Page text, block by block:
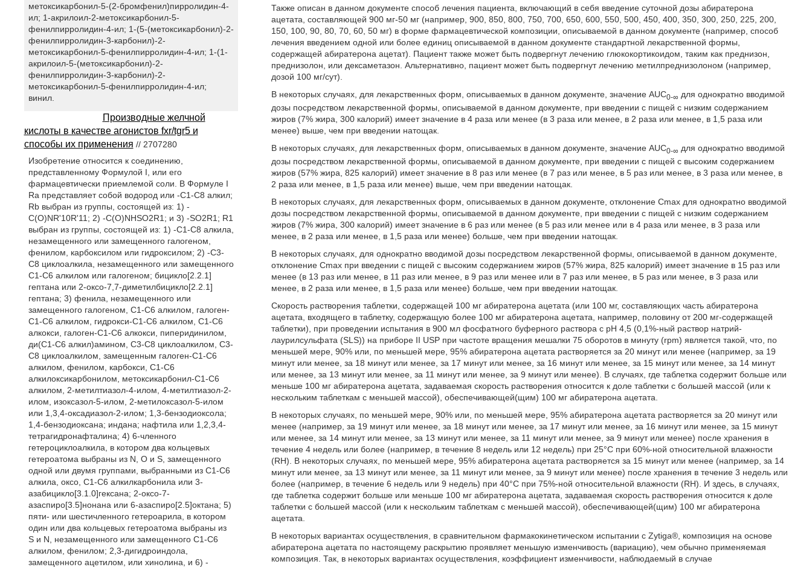
Также описан в данном документе способ лечения пациента, включающий в себя введение суточной дозы абиратерона
ацетата, составляющей 900 мг-50 мг (например, 900, 850, 800, 750, 700, 650, 600, 550, 500, 450, 400, 350, 300, 250, 225, 200,
150, 100, 90, 80, 70, 60, 50 мг) в форме фармацевтической композиции, описываемой в данном документе (например, способ
лечения введением одной или более единиц описываемой в данном документе стандартной лекарственной формы,
содержащей абиратерона ацетат). Пациент также может быть подвергнут лечению глюкокортикоидом, таким как преднизон,
преднизолон, или дексаметазон. Альтернативно, пациент может быть подвергнут лечению метилпреднизолоном (например,
дозой 100 мг/сут).
В некоторых случаях, для лекарственных форм, описываемых в данном документе, значение AUC0-∞ для однократно вводимой
дозы посредством лекарственной формы, описываемой в данном документе, при введении с пищей с низким содержанием
жиров (7% жира, 300 калорий) имеет значение в 4 раза или менее (в 3 раза или менее, в 2 раза или менее, в 1,5 раза или
менее) выше, чем при введении натощак.
В некоторых случаях, для лекарственных форм, описываемых в данном документе, значение AUC0-∞ для однократно вводимой
дозы посредством лекарственной формы, описываемой в данном документе, при введении с пищей с высоким содержанием
жиров (57% жира, 825 калорий) имеет значение в 8 раз или менее (в 7 раз или менее, в 5 раз или менее, в 3 раза или менее, в
2 раза или менее, в 1,5 раза или менее) выше, чем при введении натощак.
В некоторых случаях, для лекарственных форм, описываемых в данном документе, отклонение Cmax для однократно вводимой
дозы посредством лекарственной формы, описываемой в данном документе, при введении с пищей с низким содержанием
жиров (7% жира, 300 калорий) имеет значение в 6 раз или менее (в 5 раз или менее или в 4 раза или менее, в 3 раза или
менее, в 2 раза или менее, в 1,5 раза или менее) больше, чем при введении натощак.
В некоторых случаях, для однократно вводимой дозы посредством лекарственной формы, описываемой в данном документе,
отклонение Cmax при введении с пищей с высоким содержанием жиров (57% жира, 825 калорий) имеет значение в 15 раз или
менее (в 13 раз или менее, в 11 раз или менее, в 9 раз или менее или в 7 раз или менее, в 5 раз или менее, в 3 раза или
менее, в 2 раза или менее, в 1,5 раза или менее) больше, чем при введении натощак.
Скорость растворения таблетки, содержащей 100 мг абиратерона ацетата (или 100 мг, составляющих часть абиратерона
ацетата, входящего в таблетку, содержащую более 100 мг абиратерона ацетата, например, половину от 200 мг-содержащей
таблетки), при проведении испытания в 900 мл фосфатного буферного раствора с рН 4,5 (0,1%-ный раствор натрий-
лаурилсульфата (SLS)) на приборе II USP при частоте вращения мешалки 75 оборотов в минуту (rpm) является такой, что, по
меньшей мере, 90% или, по меньшей мере, 95% абиратерона ацетата растворяется за 20 минут или менее (например, за 19
минут или менее, за 18 минут или менее, за 17 минут или менее, за 16 минут или менее, за 15 минут или менее, за 14 минут
или менее, за 13 минут или менее, за 11 минут или менее, за 9 минут или менее). В случаях, где таблетка содержит больше или
меньше 100 мг абиратерона ацетата, задаваемая скорость растворения относится к доле таблетки с большей массой (или к
нескольким таблеткам с меньшей массой), обеспечивающей(щим) 100 мг абиратерона ацетата.
В некоторых случаях, по меньшей мере, 90% или, по меньшей мере, 95% абиратерона ацетата растворяется за 20 минут или
менее (например, за 19 минут или менее, за 18 минут или менее, за 17 минут или менее, за 16 минут или менее, за 15 минут
или менее, за 14 минут или менее, за 13 минут или менее, за 11 минут или менее, за 9 минут или менее) после хранения в
течение 4 недель или более (например, в течение 8 недель или 12 недель) при 25°С при 60%-ной относительной влажности
(RH). В некоторых случаях, по меньшей мере, 95% абиратерона ацетата растворяется за 15 минут или менее (например, за 14
минут или менее, за 13 минут или менее, за 11 минут или менее, за 9 минут или менее) после хранения в течение 3 недель или
более (например, в течение 6 недель или 9 недель) при 40°С при 75%-ной относительной влажности (RH). И здесь, в случаях,
где таблетка содержит больше или меньше 100 мг абиратерона ацетата, задаваемая скорость растворения относится к доле
таблетки с большей массой (или к нескольким таблеткам с меньшей массой), обеспечивающей(щим) 100 мг абиратерона
ацетата.
В некоторых вариантах осуществления, в сравнительном фармакокинетическом испытании с Zytiga®, композиция на основе
абиратерона ацетата по настоящему раскрытию проявляет меньшую изменчивость (вариацию), чем обычно применяемая
композиция. Так, в некоторых вариантах осуществления, коэффициент изменчивости, наблюдаемый в случае
метоксикарбонил-5-(2-бромфенил)пирролидин-4-
ил; 1-акрилоил-2-метоксикарбонил-5-
фенилпирролидин-4-ил; 1-(5-(метоксикарбонил)-2-
фенилпирролидин-3-карбонил)-2-
метоксикарбонил-5-фенилпирролидин-4-ил; 1-(1-
акрилоил-5-(метоксикарбонил)-2-
фенилпирролидин-3-карбонил)-2-
метоксикарбонил-5-фенилпирролидин-4-ил;
винил.
Производные желчной
кислоты в качестве агонистов fxr/tgr5 и
способы их применения // 2707280
Изобретение относится к соединению,
представленному Формулой I, или его
фармацевтически приемлемой соли. В Формуле I
Ra представляет собой водород или -С1-С8 алкил;
Rb выбран из группы, состоящей из: 1) -
C(O)NR'10R'11; 2) -C(O)NHSO2R1; и 3) -SO2R1; R1
выбран из группы, состоящей из: 1) -C1-C8 алкила,
незамещенного или замещенного галогеном,
фенилом, карбоксилом или гидроксилом; 2) -С3-
С8 циклоалкила, незамещенного или замещенного
C1-С6 алкилом или галогеном; бицикло[2.2.1]
гептана или 2-оксо-7,7-диметилбицикло[2.2.1]
гептана; 3) фенила, незамещенного или
замещенного галогеном, С1-С6 алкилом, галоген-
C1-C6 алкилом, гидрокси-С1-С6 алкилом, C1-C6
алкокси, галоген-С1-С6 алкокси, пиперидинилом,
ди(С1-С6 алкил)амином, С3-C8 циклоалкилом, С3-
С8 циклоалкилом, замещенным галоген-С1-С6
алкилом, фенилом, карбокси, C1-C6
алкилоксикарбонилом, метоксикарбонил-С1-С6
алкилом, 2-метилтиазол-4-илом, 4-метилтиазол-2-
илом, изоксазол-5-илом, 2-метилоксазол-5-илом
или 1,3,4-оксадиазол-2-илом; 1,3-бензодиоксола;
1,4-бензодиоксана; индана; нафтила или 1,2,3,4-
тетрагидронафталина; 4) 6-членного
гетероциклоалкила, в котором два кольцевых
гетероатома выбраны из N, О и S, замещенного
одной или двумя группами, выбранными из C1-C6
алкила, оксо, С1-С6 алкилкарбонила или 3-
азабицикло[3.1.0]гексана; 2-оксо-7-
азаспиро[3.5]нонана или 6-азаспиро[2.5]октана; 5)
пяти- или шестичленного гетероарила, в котором
один или два кольцевых гетероатома выбраны из
S и N, незамещенного или замещенного C1-C6
алкилом, фенилом; 2,3-дигидроиндола,
замещенного ацетилом, или хинолина, и 6) -